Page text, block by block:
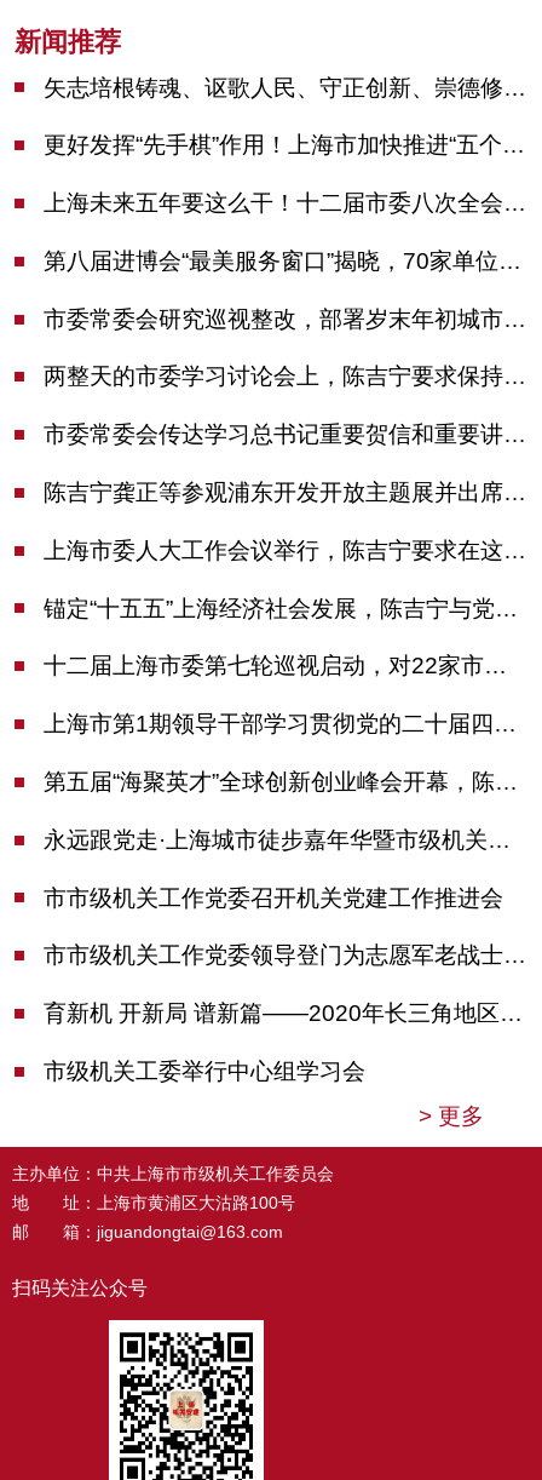
新闻推荐
矢志培根铸魂、讴歌人民、守正创新、崇德修身！这场座谈会上，陈吉宁对全市文化战线提出期望
更好发挥“先手棋”作用！上海市加快推进“五个中心”建设领导小组会议举行
上海未来五年要这么干！十二届市委八次全会审议通过上海“十五五”规划建议
第八届进博会“最美服务窗口”揭晓，70家单位诠释“上海服务”温度
市委常委会研究巡视整改，部署岁末年初城市安全工作
两整天的市委学习讨论会上，陈吉宁要求保持战略定力始终坚定信心善于科学应对
市委常委会传达学习总书记重要贺信和重要讲话精神，研究党建引领物业治理等工作
陈吉宁龚正等参观浦东开发开放主题展并出席座谈会
上海市委人大工作会议举行，陈吉宁要求在这些方面更加奋发有为
锚定“十五五”上海经济社会发展，陈吉宁与党外人士专题协商座谈
十二届上海市委第七轮巡视启动，对22家市管单位开展常规巡视
上海市第1期领导干部学习贯彻党的二十届四中全会精神专题研讨班开班，陈吉宁作专题报告
第五届“海聚英才”全球创新创业峰会开幕，陈吉宁出席并启动新一届大赛
永远跟党走·上海城市徒步嘉年华暨市级机关运动会开幕
市市级机关工作党委召开机关党建工作推进会
市市级机关工作党委领导登门为志愿军老战士佩戴纪念章
育新机 开新局 谱新篇——2020年长三角地区机关党建工作研讨会在南京召开
市级机关工委举行中心组学习会
> 更多